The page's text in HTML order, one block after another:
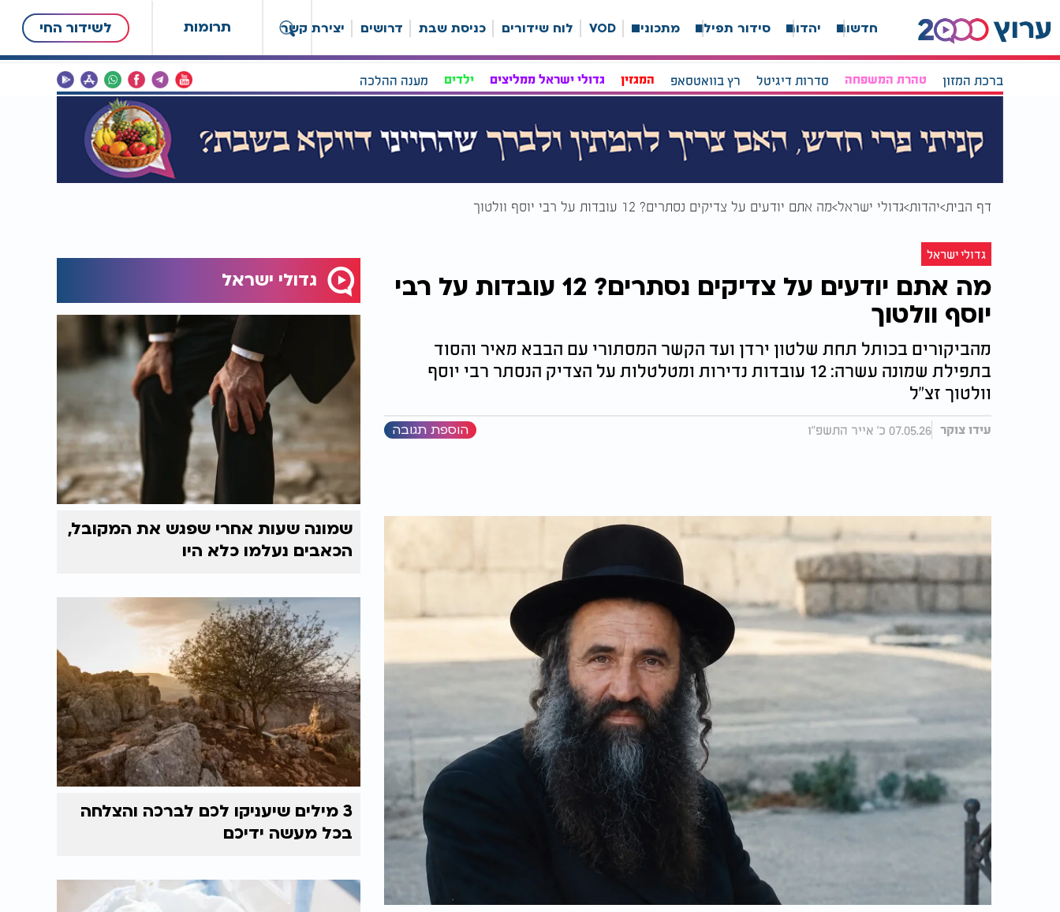
תרומות לשידור החי חדשות יהדות סידור תפילה מתכונים VOD לוח שידורים כניסת שבת דרושים יצירת קשר
ברכת המזון טהרת המשפחה סדרות דיגיטל רץ בוואטסאפ המגזין גדולי ישראל ממליצים ילדים מענה ההלכה
דף הבית יהדות גדולי ישראל מה אתם יודעים על צדיקים נסתרים? 12 עובדות על רבי יוסף וולטוך
גדולי ישראל
מה אתם יודעים על צדיקים נסתרים? 12 עובדות על רבי
יוסף וולטוך
מהביקורים בכותל תחת שלטון ירדן ועד הקשר המסתורי עם הבבא מאיר והסוד
בתפילת שמונה עשרה: 12 עובדות נדירות ומטלטלות על הצדיק הנסתר רבי יוסף
וולטוך זצ"ל
עידו צוקר 07.05.26 כ' אייר התשפ"ו הוספת תגובה
גדולי ישראל
שמונה שעות אחרי שפגש את המקובל,
הכאבים נעלמו כלא היו
3 מילים שיעניקו לכם לברכה והצלחה
בכל מעשה ידיכם